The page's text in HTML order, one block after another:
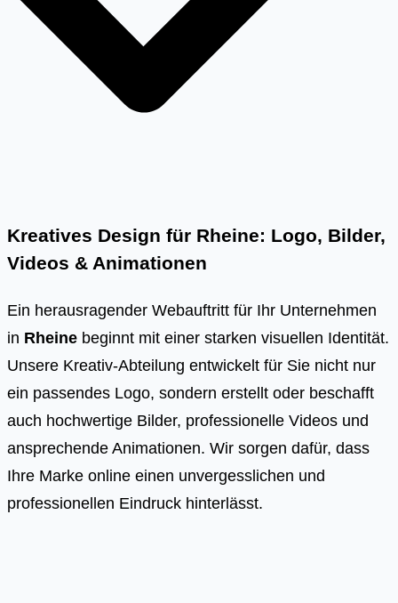
Kreatives Design für Rheine: Logo, Bilder,
Videos & Animationen
Ein herausragender Webauftritt für Ihr Unternehmen
in Rheine beginnt mit einer starken visuellen Identität.
Unsere Kreativ-Abteilung entwickelt für Sie nicht nur
ein passendes Logo, sondern erstellt oder beschafft
auch hochwertige Bilder, professionelle Videos und
ansprechende Animationen. Wir sorgen dafür, dass
Ihre Marke online einen unvergesslichen und
professionellen Eindruck hinterlässt.